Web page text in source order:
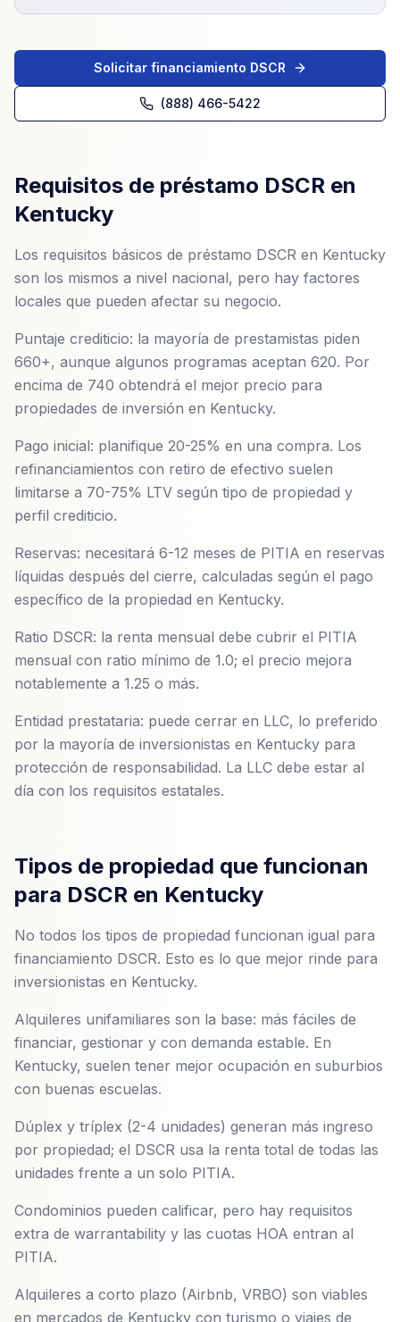
Solicitar financiamiento DSCR
(888) 466-5422
Requisitos de préstamo DSCR en
Kentucky
Los requisitos básicos de préstamo DSCR en Kentucky
son los mismos a nivel nacional, pero hay factores
locales que pueden afectar su negocio.
Puntaje crediticio: la mayoría de prestamistas piden
660+, aunque algunos programas aceptan 620. Por
encima de 740 obtendrá el mejor precio para
propiedades de inversión en Kentucky.
Pago inicial: planifique 20-25% en una compra. Los
refinanciamientos con retiro de efectivo suelen
limitarse a 70-75% LTV según tipo de propiedad y
perfil crediticio.
Reservas: necesitará 6-12 meses de PITIA en reservas
líquidas después del cierre, calculadas según el pago
específico de la propiedad en Kentucky.
Ratio DSCR: la renta mensual debe cubrir el PITIA
mensual con ratio mínimo de 1.0; el precio mejora
notablemente a 1.25 o más.
Entidad prestataria: puede cerrar en LLC, lo preferido
por la mayoría de inversionistas en Kentucky para
protección de responsabilidad. La LLC debe estar al
día con los requisitos estatales.
Tipos de propiedad que funcionan
para DSCR en Kentucky
No todos los tipos de propiedad funcionan igual para
financiamiento DSCR. Esto es lo que mejor rinde para
inversionistas en Kentucky.
Alquileres unifamiliares son la base: más fáciles de
financiar, gestionar y con demanda estable. En
Kentucky, suelen tener mejor ocupación en suburbios
con buenas escuelas.
Dúplex y tríplex (2-4 unidades) generan más ingreso
por propiedad; el DSCR usa la renta total de todas las
unidades frente a un solo PITIA.
Condominios pueden calificar, pero hay requisitos
extra de warrantability y las cuotas HOA entran al
PITIA.
Alquileres a corto plazo (Airbnb, VRBO) son viables
en mercados de Kentucky con turismo o viajes de